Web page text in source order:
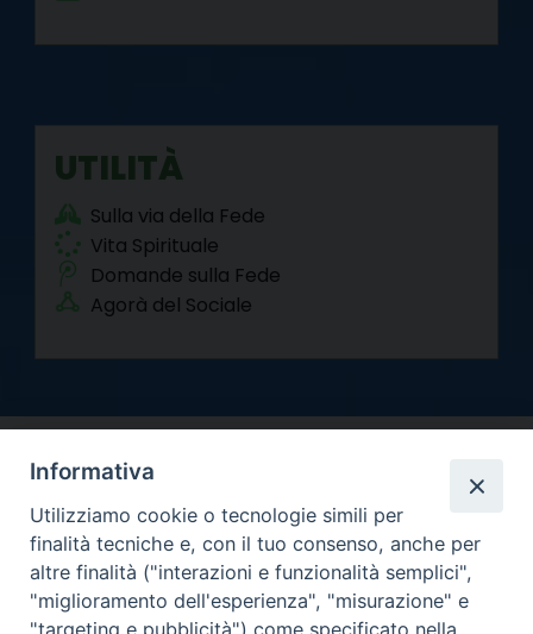
UTILITÀ
Sulla via della Fede
Vita Spirituale
Domande sulla Fede
Agorà del Sociale
Arcidiocesi di Torino
Curia metropolitana
Informativa
Utilizziamo cookie o tecnologie simili per
finalità tecniche e, con il tuo consenso, anche per
altre finalità ("interazioni e funzionalità semplici",
"miglioramento dell'esperienza", "misurazione" e